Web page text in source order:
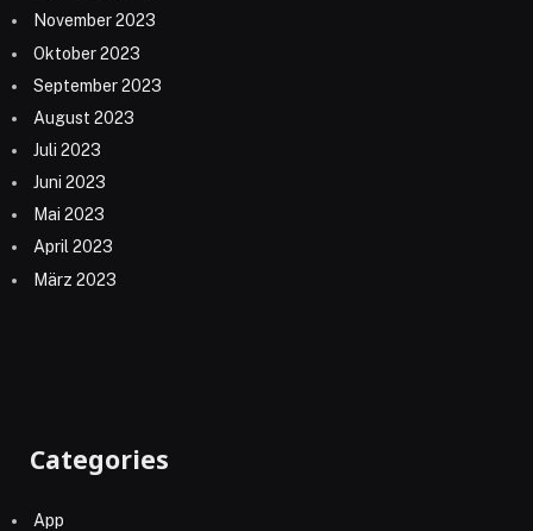
November 2023
Oktober 2023
September 2023
August 2023
Juli 2023
Juni 2023
Mai 2023
April 2023
März 2023
Categories
App